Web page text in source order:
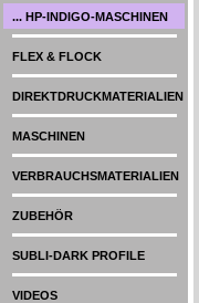
... HP-INDIGO-MASCHINEN
FLEX & FLOCK
DIREKTDRUCKMATERIALIEN
MASCHINEN
VERBRAUCHSMATERIALIEN
ZUBEHÖR
SUBLI-DARK PROFILE
VIDEOS